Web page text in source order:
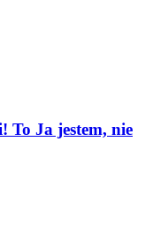
To Ja jestem, nie